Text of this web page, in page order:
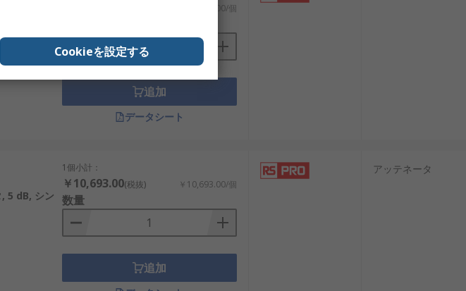
￥3,721.00/個
追加
データシート
, 5 dB, シン
1個小計：
￥10,693.00(税抜) ￥10,693.00/個
数量
追加
アッテネータ
Cookieを設定する